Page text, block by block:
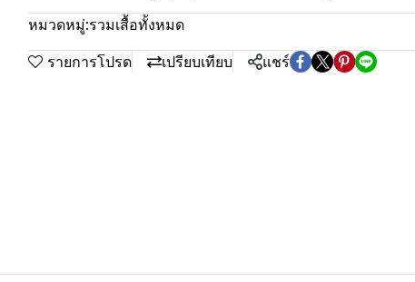
หมวดหมู่:รวมเสื้อทั้งหมด
รายการโปรด เปรียบเทียบ แชร์